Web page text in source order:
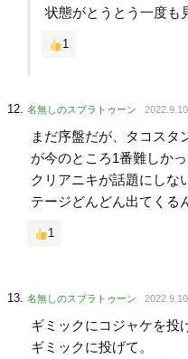
状態がとうとう一度も
1
名無しのスプラトゥーン
まだ序盤だが、タコスタ
が今のところ1番難しか
クリアニキが話題にしな
テージどんどん出てくる
1
名無しのスプラトゥーン
ギミックにコジャケを投
ギミックに投げて。